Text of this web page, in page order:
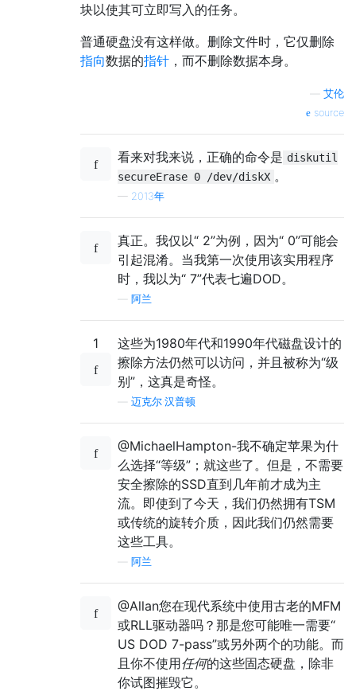
块以使其可立即写入的任务。
普通硬盘没有这样做。删除文件时，它仅删除
指向数据的指针 ，而不删除数据本身。
艾伦
source
看来对我来说，正确的命令是 diskutil
secureErase 0 /dev/diskX 。
— 2013年
真正。我仅以“ 2”为例，因为“ 0”可能会
引起混淆。当我第一次使用该实用程序
时，我以为“ 7”代表七遍DOD。
阿兰
1
这些为1980年代和1990年代磁盘设计的
擦除方法仍然可以访问，并且被称为“级
别”，这真是奇怪。
迈克尔·汉普顿
@MichaelHampton-我不确定苹果为什
么选择“等级”；就这些了。但是，不需要
安全擦除的SSD直到几年前才成为主
流。即使到了今天，我们仍然拥有TSM
或传统的旋转介质，因此我们仍然需要
这些工具。
阿兰
@Allan您在现代系统中使用古老的MFM
或RLL驱动器吗？那是您可能唯一需要“
US DOD 7-pass”或另外两个的功能。而
且你不使用任何的这些固态硬盘，除非
你试图摧毁它。